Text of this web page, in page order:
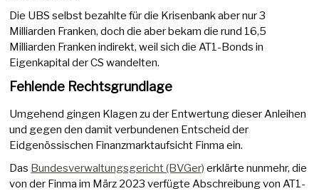
Die UBS selbst bezahlte für die Krisenbank aber nur 3
Milliarden Franken, doch die aber bekam die rund 16,5
Milliarden Franken indirekt, weil sich die AT1-Bonds in
Eigenkapital der CS wandelten.
Fehlende Rechtsgrundlage
Umgehend gingen Klagen zu der Entwertung dieser Anleihen
und gegen den damit verbundenen Entscheid der
Eidgenössischen Finanzmarktaufsicht Finma ein.
Das Bundesverwaltungsgericht (BVGer) erklärte nunmehr, die
von der Finma im März 2023 verfügte Abschreibung von AT1-